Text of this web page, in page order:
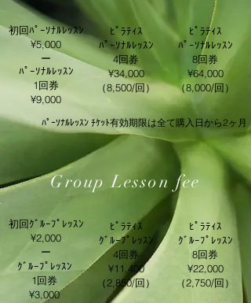
​初回ﾊﾟｰｿﾅﾙﾚｯｽﾝ
​¥5,000
​ﾊﾟｰｿﾅﾙﾚｯｽﾝ
1回券
​¥9,000
ﾋﾟﾗﾃｨｽ
​ﾊﾟｰｿﾅﾙﾚｯｽﾝ
4回券
​¥34,000
（8,500/回）
ﾋﾟﾗﾃｨｽ
​ﾊﾟｰｿﾅﾙﾚｯｽﾝ
8回券
​¥64,000
（8,000/回）
​ー
​ﾊﾟｰｿﾅﾙﾚｯｽﾝ ﾁｹｯﾄ有効期限は全て購入日から2ヶ月
Group ​Lesson fee
​ｸﾞﾙｰﾌﾟﾚｯｽﾝ
1回券
​¥3,000
初回ｸﾞﾙｰﾌﾟﾚｯｽﾝ
​¥2,000
​ー
ﾋﾟﾗﾃｨｽ
​ｸﾞﾙｰﾌﾟﾚｯｽﾝ
4回券
​¥11,400
（2,850/回）
ﾋﾟﾗﾃｨｽ
​ｸﾞﾙｰﾌﾟﾚｯｽﾝ
8回券
​¥22,000
（2,750/回）